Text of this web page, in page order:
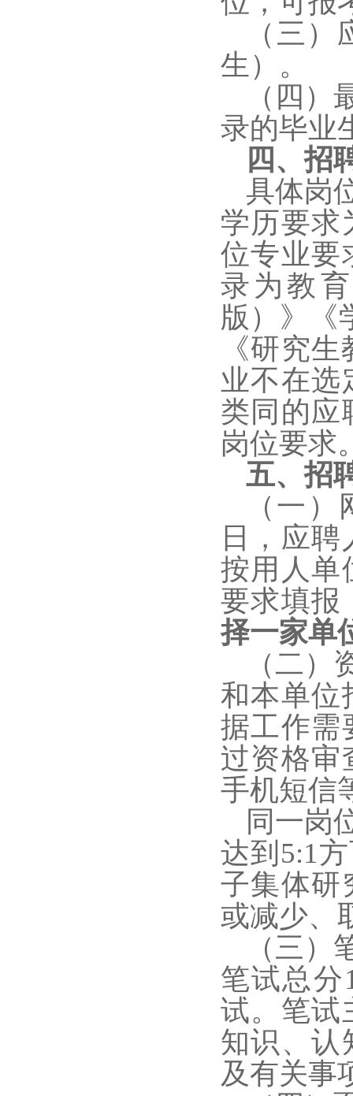
（三
生）。
（四）
录的毕业
四、招
具体岗
学历要求
位专业要
录为教
版）》《
《研究
业不在选
类同的应
岗位要求
五、招
（一
日，应聘
按用人单
要求填报
择一家单
（二
和本单位
据工作需
过资格审
手机短信
同一岗
达到5:1
子集体研
或减少、
（三）
笔试总分
试。笔试
知识、认
及有关事